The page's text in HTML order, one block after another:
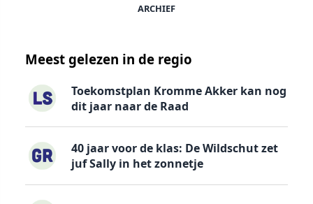
ARCHIEF
Meest gelezen in de regio
Toekomstplan Kromme Akker kan nog
dit jaar naar de Raad
40 jaar voor de klas: De Wildschut zet
juf Sally in het zonnetje